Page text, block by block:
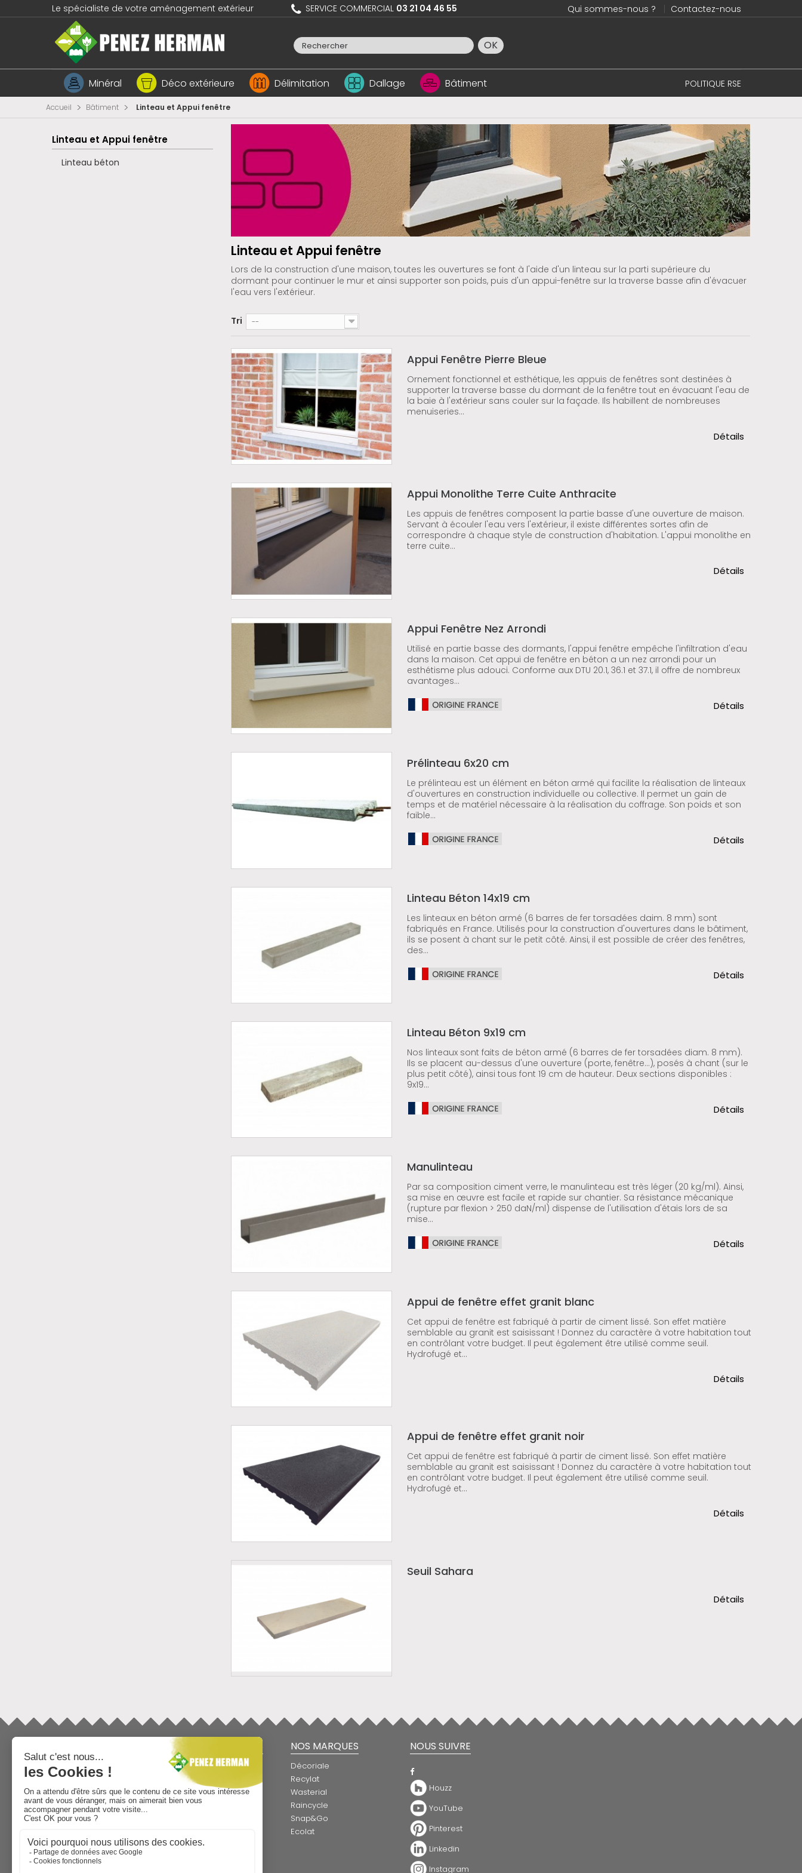
Le spécialiste de votre aménagement extérieur SERVICE COMMERCIAL 03 21 04 46 55 Qui sommes-nous ? Contactez-nous
POLITIQUE RSE
OK
Minéral Déco extérieure Délimitation Dallage Bâtiment
Accueil > Bâtiment > Linteau et Appui fenêtre
Linteau et Appui fenêtre
Linteau béton
Linteau et Appui fenêtre
Lors de la construction d'une maison, toutes les ouvertures se font à l'aide d'un linteau sur la parti supérieure du
dormant pour continuer le mur et ainsi supporter son poids, puis d'un appui-fenêtre sur la traverse basse afin d'évacuer
l'eau vers l'extérieur.
Tri --
Appui Fenêtre Pierre Bleue
Ornement fonctionnel et esthétique, les appuis de fenêtres sont destinées à
supporter la traverse basse du dormant de la fenêtre tout en évacuant l'eau de
la baie à l'extérieur sans couler sur la façade. Ils habillent de nombreuses
menuiseries...
Détails
Appui Monolithe Terre Cuite Anthracite
Les appuis de fenêtres composent la partie basse d'une ouverture de maison.
Servant à écouler l'eau vers l'extérieur, il existe différentes sortes afin de
correspondre à chaque style de construction d'habitation. L'appui monolithe en
terre cuite...
Détails
Appui Fenêtre Nez Arrondi
Utilisé en partie basse des dormants, l'appui fenêtre empêche l'infiltration d'eau
dans la maison. Cet appui de fenêtre en béton a un nez arrondi pour un
esthétisme plus adouci. Conforme aux DTU 20.1, 36.1 et 37.1, il offre de nombreux
avantages...
Détails
Prélinteau 6x20 cm
Le prélinteau est un élément en béton armé qui facilite la réalisation de linteaux
d'ouvertures en construction individuelle ou collective. Il permet un gain de
temps et de matériel nécessaire à la réalisation du coffrage. Son poids et son
faible...
Détails
Linteau Béton 14x19 cm
Les linteaux en béton armé (6 barres de fer torsadées daim. 8 mm) sont
fabriqués en France. Utilisés pour la construction d'ouvertures dans le bâtiment,
ils se posent à chant sur le petit côté. Ainsi, il est possible de créer des fenêtres,
des...
Détails
Linteau Béton 9x19 cm
Nos linteaux sont faits de béton armé (6 barres de fer torsadées diam. 8 mm).
Ils se placent au-dessus d'une ouverture (porte, fenêtre...), posés à chant (sur le
plus petit côté), ainsi tous font 19 cm de hauteur. Deux sections disponibles :
9x19...
Détails
Manulinteau
Par sa composition ciment verre, le manulinteau est très léger (20 kg/ml). Ainsi,
sa mise en œuvre est facile et rapide sur chantier. Sa résistance mécanique
(rupture par flexion > 250 daN/ml) dispense de l'utilisation d'étais lors de sa
mise...
Détails
Appui de fenêtre effet granit blanc
Cet appui de fenêtre est fabriqué à partir de ciment lissé. Son effet matière
semblable au granit est saisissant ! Donnez du caractère à votre habitation tout
en contrôlant votre budget. Il peut également être utilisé comme seuil.
Hydrofugé et...
Détails
Appui de fenêtre effet granit noir
Cet appui de fenêtre est fabriqué à partir de ciment lissé. Son effet matière
semblable au granit est saisissant ! Donnez du caractère à votre habitation tout
en contrôlant votre budget. Il peut également être utilisé comme seuil.
Hydrofugé et...
Détails
Seuil Sahara
Détails
Mentions légales
Qui sommes-nous ?
Fournisseur paysagiste et
jardinerie
Vie Sociale
aménagement extérieur
Contactez-nous
sitemap
TÉLÉCHARGEMENTS
Catalogue général
Minéral
Décoration extérieure
Dallage
NOS MARQUES
Décoriale
Recylat
Wasterial
Raincycle
Snap&Go
Ecolat
AIDE AU CHOIX
NOUS SUIVRE
Houzz
YouTube
Pinterest
Linkedin
Instagram